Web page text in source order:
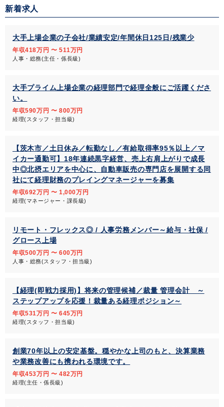
新着求人
大手上場企業の子会社/業績安定/年間休日125日/残業少
年収418万円 〜 511万円
人事・総務(主任・係長級)
大手プライム上場企業の経理部門で経理全般にご活躍くださ
い。
年収590万円 〜 800万円
経理(スタッフ・担当級)
【茨木市／土日休み／転勤なし／有給取得率95％以上／マ
イカー通勤可】18年連続黒字経営、売上右肩上がりで成長
中◎北摂エリアを中心に、自動車販売の専門店を展開する同
社にて経理財務のプレイングマネージャーを募集
年収692万円 〜 1,000万円
経理(マネージャー・課長級)
リモート・フレックス◎ / 人事労務メンバー～給与・社保 /
グロース上場
年収500万円 〜 600万円
人事・総務(スタッフ・担当級)
【経理(即戦力採用)】将来の管理候補／裁量 管理会計 ～
ステップアップを応援！裁量ある経理ポジション～
年収531万円 〜 645万円
経理(スタッフ・担当級)
創業70年以上の安定基盤。穏やかな上司のもと、決算業務
や業務改善にも携われる環境です。
年収453万円 〜 482万円
経理(主任・係長級)